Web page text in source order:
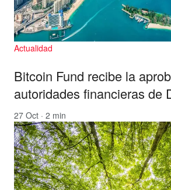
Actualidad
Bitcoin Fund recibe la
autoridades financieras de
27 Oct · 2 min